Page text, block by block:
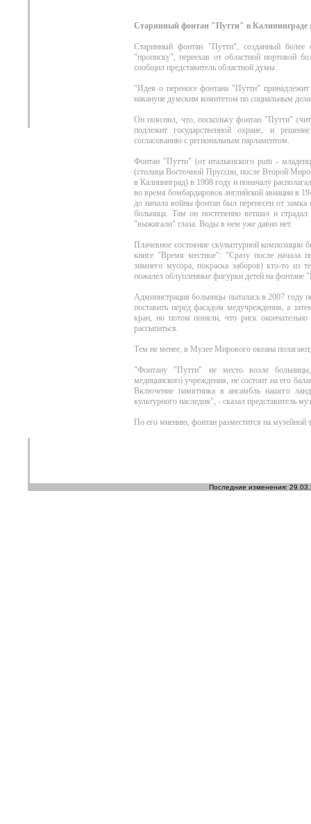
Старинный фонтан "Путти" в Калининграде
Старинный фонтан "Путти", созданный более
"прописку", переехав от областной портовой
сообщил представитель областной думы.
"Идея о переносе фонтана "Путти"
накануне думским комитетом по социальным
Он пояснил, что, поскольку фонтан "Путти"
подлежит государственной охране, и
согласованию с региональным парламентом.
Фонтан "Путти" (от итальянского putti -
(столица Восточной Пруссии, после Второй
в Калининград) в 1908 году и поначалу
во время бомбардировок английской авиации в
до начала войны фонтан был перенесен от замка
больница. Там он постепенно ветшал и
"выжигали" глаза. Воды в нем уже давно нет.
Плачевное состояние скульптурной
книге "Время местное": "Сразу после начала
зимнего мусора, покраска заборов) кто-то из
пожалел облупленные фигурки детей на фонтане
Администрация больницы пыталась в 2007 году
поставить перед фасадом медучреждения, а
кран, но потом поняли, что риск
рассыпаться.
Тем не менее, в Музее Мирового океана
"Фонтану "Путти" не место возле больницы,
медицинского учреждения, не состоит на его
Включение памятника в ансамбль нашего
культурного наследия", - сказал представитель
По его мнению, фонтан разместится на музейной
Последние